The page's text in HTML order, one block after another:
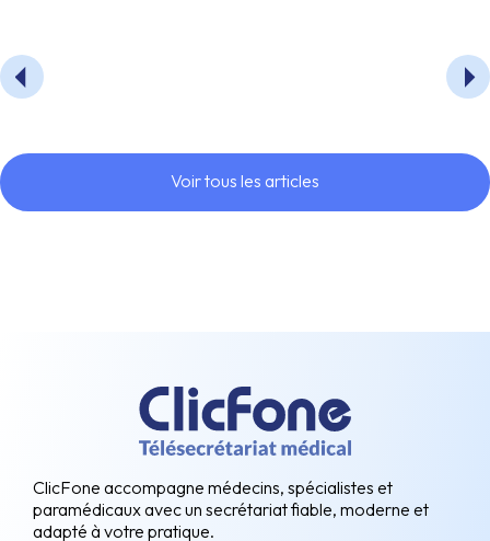
Voir tous les articles
ClicFone accompagne médecins, spécialistes et
paramédicaux avec un secrétariat fiable, moderne et
adapté à votre pratique.